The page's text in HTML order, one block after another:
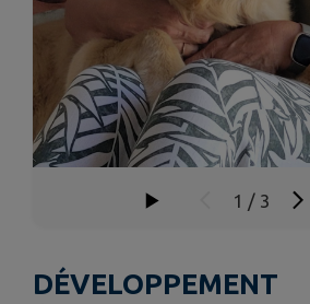
1 / 3
DÉVELOPPEMENT